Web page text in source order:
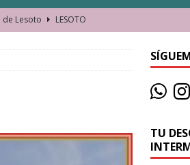
de Lesoto
LESOTO
de la playa
JAMAICA
sostenible
TU